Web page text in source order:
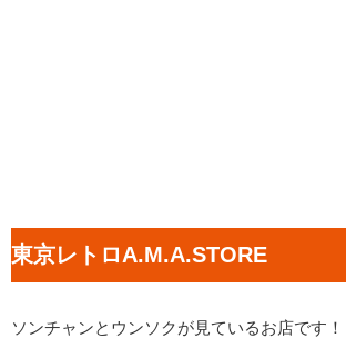
東京レトロA.M.A.STORE
ソンチャンとウンソクが見ているお店です！